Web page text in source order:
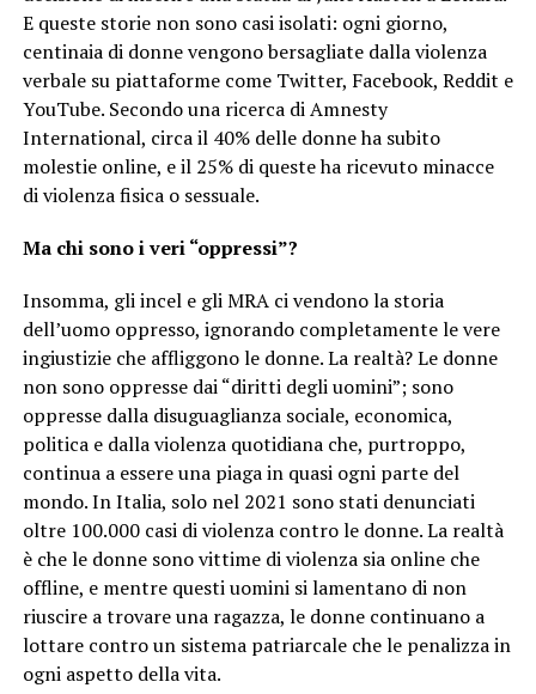
E queste storie non sono casi isolati: ogni giorno,
centinaia di donne vengono bersagliate dalla violenza
verbale su piattaforme come Twitter, Facebook, Reddit e
YouTube. Secondo una ricerca di Amnesty
International, circa il 40% delle donne ha subito
molestie online, e il 25% di queste ha ricevuto minacce
di violenza fisica o sessuale.
Ma chi sono i veri “oppressi”?
Insomma, gli incel e gli MRA ci vendono la storia
dell’uomo oppresso, ignorando completamente le vere
ingiustizie che affliggono le donne. La realtà? Le donne
non sono oppresse dai “diritti degli uomini”; sono
oppresse dalla disuguaglianza sociale, economica,
politica e dalla violenza quotidiana che, purtroppo,
continua a essere una piaga in quasi ogni parte del
mondo. In Italia, solo nel 2021 sono stati denunciati
oltre 100.000 casi di violenza contro le donne. La realtà
è che le donne sono vittime di violenza sia online che
offline, e mentre questi uomini si lamentano di non
riuscire a trovare una ragazza, le donne continuano a
lottare contro un sistema patriarcale che le penalizza in
ogni aspetto della vita.